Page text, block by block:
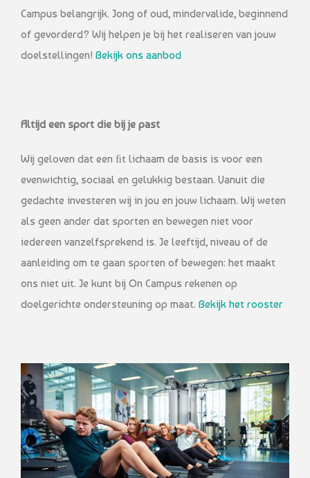
Campus belangrijk. Jong of oud, mindervalide, beginnend
of gevorderd? Wij helpen je bij het realiseren van jouw
doelstellingen! Bekijk ons aanbod
Altijd een sport die bij je past
Wij geloven dat een ﬁt lichaam de basis is voor een
evenwichtig, sociaal en gelukkig bestaan. Vanuit die
gedachte investeren wij in jou en jouw lichaam. Wij weten
als geen ander dat sporten en bewegen niet voor
iedereen vanzelfsprekend is. Je leeftijd, niveau of de
aanleiding om te gaan sporten of bewegen: het maakt
ons niet uit. Je kunt bij On Campus rekenen op
doelgerichte ondersteuning op maat. Bekijk het rooster